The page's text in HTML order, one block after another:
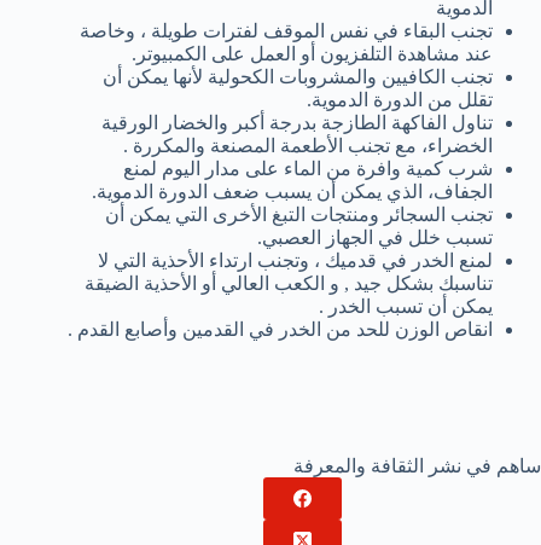
الدموية
تجنب البقاء في نفس الموقف لفترات طويلة ، وخاصة
عند مشاهدة التلفزيون أو العمل على الكمبيوتر.
تجنب الكافيين والمشروبات الكحولية لأنها يمكن أن
تقلل من الدورة الدموية.
تناول الفاكهة الطازجة بدرجة أكبر والخضار الورقية
الخضراء، مع تجنب الأطعمة المصنعة والمكررة .
شرب كمية وافرة من الماء على مدار اليوم لمنع
الجفاف، الذي يمكن أن يسبب ضعف الدورة الدموية.
تجنب السجائر ومنتجات التبغ الأخرى التي يمكن أن
تسبب خلل في الجهاز العصبي.
لمنع الخدر في قدميك ، وتجنب ارتداء الأحذية التي لا
تناسبك بشكل جيد , و الكعب العالي أو الأحذية الضيقة
يمكن أن تسبب الخدر .
انقاص الوزن للحد من الخدر في القدمين وأصابع القدم .
ساهم في نشر الثقافة والمعرفة